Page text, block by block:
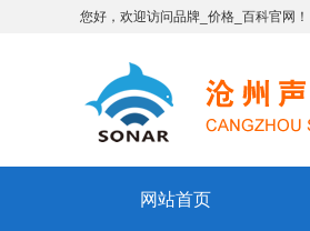
您好，欢迎访问品牌_价格_百科官网！
网站首页